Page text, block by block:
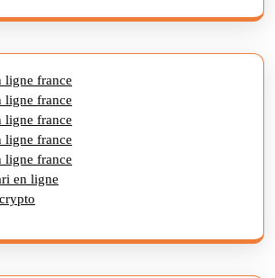
ligne france
ligne france
ligne france
ligne france
ligne france
en ligne